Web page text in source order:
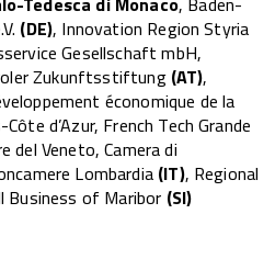
(DE), Innovation Region Styria
Gesellschaft mbH,
Zukunftsstiftung (AT),
économique de la
d’Azur, French Tech Grande
del Veneto, Camera di
Lombardia (IT), Regional
Business of Maribor (SI)